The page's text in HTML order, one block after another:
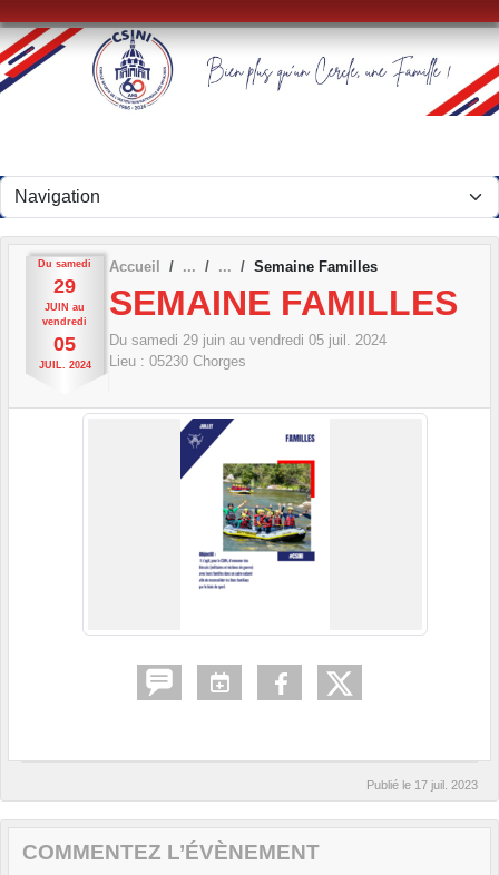
Du samedi
29
JUIN au
vendredi
05
JUIL. 2024
Accueil Semaine Familles
SEMAINE FAMILLES
Du samedi 29 juin au vendredi 05 juil. 2024
Lieu : 05230 Chorges
Publié le 17 juil. 2023
COMMENTEZ L’ÉVÈNEMENT